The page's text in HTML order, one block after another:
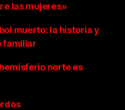
las mujeres»
muerto: la historia y
familiar
norte es